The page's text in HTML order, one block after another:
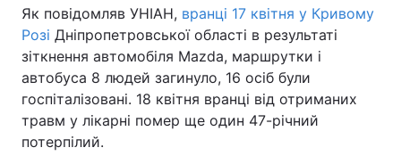
Як повідомляв УНІАН, вранці 17 квітня у Кривому
Розі Дніпропетровської області в результаті
зіткнення автомобіля Маzdа, маршрутки і
автобуса 8 людей загинуло, 16 осіб були
госпіталізовані. 18 квітня вранці від отриманих
травм у лікарні помер ще один 47-річний
потерпілий.